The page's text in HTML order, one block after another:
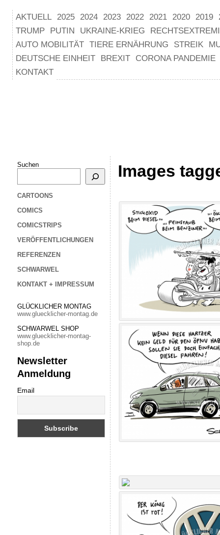
AKTUELL 2025 2024 2023 2022 2021 2020 2019
TRUMP
PUTIN UKRAINE-KRIEG
AUTO MOBILITÄT TIERE ERNÄHRUNG STREIK
DEUTSCHE EINHEIT
BREXIT
CORONA PANDEMIE
KONTAKT
Suchen
CARTOONS
COMICS
COMICSTRIPS
VERÖFFENTLICHUNGEN
REFERENZEN
SCHWARWEL
KONTAKT + IMPRESSUM
GLÜCKLICHER MONTAG
www.gluecklicher-montag.de
SCHWARWEL SHOP
www.gluecklicher-montag-
shop.de
Newsletter
Anmeldung
Email
Images